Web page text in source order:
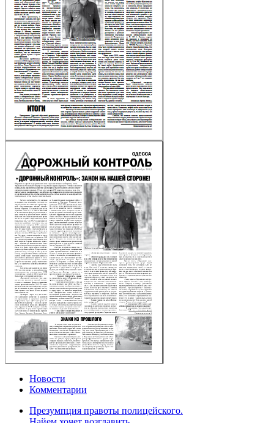
Новости
Комментарии
Презумпция правоты полицейского.